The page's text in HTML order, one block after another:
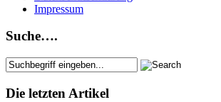
Impressum
Suche….
Die letzten Artikel